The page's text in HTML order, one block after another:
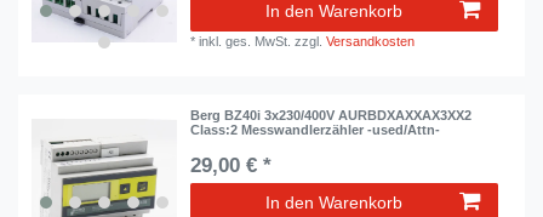
In den Warenkorb
*inkl. ges. MwSt. zzgl.Versandkosten
Berg BZ40i 3x230/400V AURBDXAXXAX3XX2
Class:2 Messwandlerzähler -used/Attn-
29,00 € *
In den Warenkorb